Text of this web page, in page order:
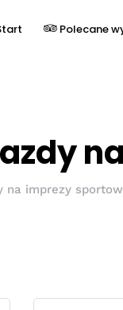
Polecane
na imprezy